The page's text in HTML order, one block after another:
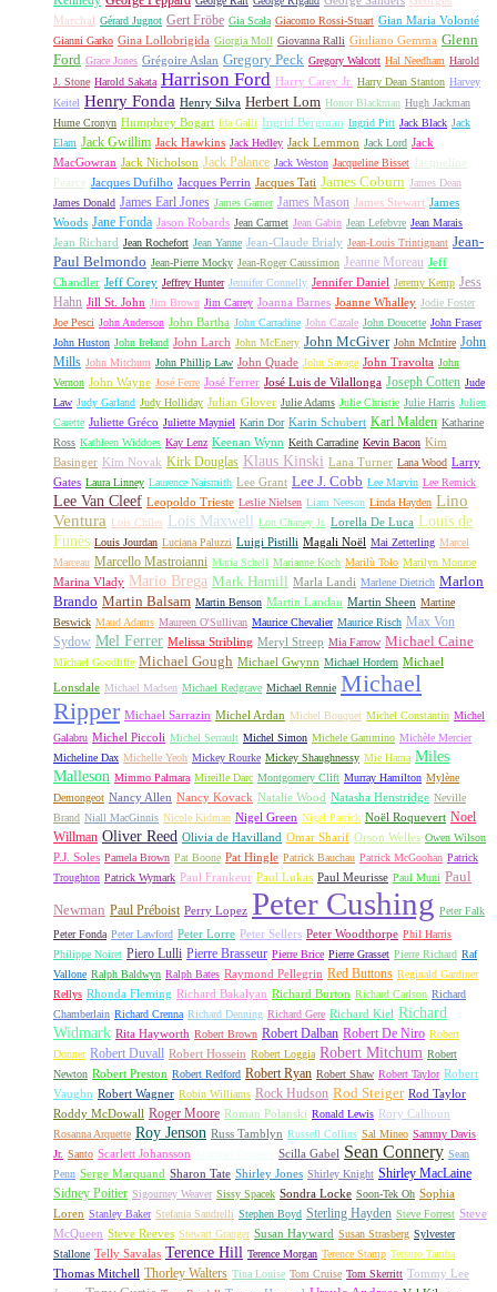
Marchal Gérard Jugnot Gert Fröbe Gia Scala Giacomo Rossi-Stuart Gian Maria Volonté
Gianni Garko Gina Lollobrigida Giorgia Moll Giovanna Ralli Giuliano Gemma Glenn
Ford Grace Jones Grégoire Aslan Gregory Peck Gregory Walcott Hal Needham Harold
J. Stone Harold Sakata Harrison Ford Harry Carey Jr. Harry Dean Stanton Harvey
Keitel Henry Fonda Henry Silva Herbert Lom Honor Blackman Hugh Jackman
Hume Cronyn Humphrey Bogart Ida Galli Ingrid Bergman Ingrid Pitt Jack Black Jack
Elam Jack Gwillim Jack Hawkins Jack Hedley Jack Lemmon Jack Lord Jack
MacGowran Jack Nicholson Jack Palance Jack Weston Jacqueline Bisset Jacqueline
Pearce
Jacques Dufilho Jacques Perrin Jacques Tati James Coburn James Dean
James Donald James Earl Jones James Garner James Mason James Stewart James
Woods Jane Fonda Jason Robards Jean Carmet Jean Gabin Jean Lefebvre Jean Marais
Jean Richard Jean Rochefort Jean Yanne Jean-Claude Brialy Jean-Louis Trintignant Jean-
Paul Belmondo Jean-Pierre Mocky Jean-Roger Caussimon Jeanne Moreau Jeff
Chandler Jeff Corey Jeffrey Hunter Jennifer Connelly Jennifer Daniel Jeremy Kemp Jess
Hahn Jill St. John Jim Brown Jim Carrey Joanna Barnes Joanne Whalley Jodie Foster
Joe Pesci John Anderson John Bartha John Carradine John Cazale John Doucette John Fraser
John Huston John Ireland John Larch John McEnery John McGiver John McIntire John
Mills John Mitchum John Phillip Law John Quade John Savage John Travolta John
Vernon John Wayne José Ferre José Ferrer José Luis de Vilallonga Joseph Cotten Jude
Law Judy Garland Judy Holliday Julian Glover Julie Adams Julie Christie Julie Harris Julien
Carette Juliette Gréco Juliette Mayniel Karin Dor Karin Schubert Karl Malden Katharine
Ross Kathleen Widdoes Kay Lenz Keenan Wynn Keith Carradine Kevin Bacon Kim
Basinger Kim Novak Kirk Douglas Klaus Kinski Lana Turner Lana Wood Larry
Gates Laura Linney Laurence Naismith Lee Grant Lee J. Cobb Lee Marvin Lee Remick
Lee Van Cleef Leopoldo Trieste Leslie Nielsen Liam Neeson Linda Hayden Lino
Ventura Lois Chiles Lois Maxwell Lon Chaney Jr. Lorella De Luca Louis de
Funès Louis Jourdan Luciana Paluzzi Luigi Pistilli Magali Noël Mai Zetterling Marcel
Marceau Marcello Mastroianni Maria Schell Marianne Koch Marilù Tolo Marilyn Monroe
Marina Vlady Mario Brega Mark Hamill Marla Landi Marlene Dietrich Marlon
Brando Martin Balsam Martin Benson Martin Landau Martin Sheen Martine
Beswick Maud Adams Maureen O'Sullivan Maurice Chevalier Maurice Risch Max Von
Sydow Mel Ferrer Melissa Stribling Meryl Streep Mia Farrow Michael Caine
Michael Goodliffe Michael Gough Michael Gwynn Michael Hordern Michael
Lonsdale Michael Madsen Michael Redgrave Michael Rennie Michael
Ripper Michael Sarrazin Michel Ardan Michel Bouquet Michel Constantin Michel
Galabru Michel Piccoli Michel Serrault Michel Simon Michele Gammino Michèle Mercier
Micheline Dax Michelle Yeoh Mickey Rourke Mickey Shaughnessy Mie Hama Miles
Malleson Mimmo Palmara Mireille Darc Montgomery Clift Murray Hamilton Mylène
Demongeot Nancy Allen Nancy Kovack Natalie Wood Natasha Henstridge Neville
Brand Niall MacGinnis Nicole Kidman Nigel Green Nigel Patrick Noël Roquevert Noel
Willman Oliver Reed Olivia de Havilland Omar Sharif Orson Welles Owen Wilson
P.J. Soles Pamela Brown Pat Boone Pat Hingle Patrick Bauchau Patrick McGoohan Patrick
Troughton Patrick Wymark Paul Frankeur Paul Lukas Paul Meurisse Paul Muni Paul
Newman Paul Préboist Perry Lopez Peter Cushing Peter Falk
Peter Fonda Peter Lawford Peter Lorre Peter Sellers Peter Woodthorpe Phil Harris
Philippe Noiret Piero Lulli Pierre Brasseur Pierre Brice Pierre Grasset Pierre Richard Raf
Vallone Ralph Baldwyn Ralph Bates Raymond Pellegrin Red Buttons Reginald Gardiner
Rellys Rhonda Fleming Richard Bakalyan Richard Burton Richard Carlson Richard
Chamberlain Richard Crenna Richard Denning Richard Gere Richard Kiel Richard
Widmark Rita Hayworth Robert Brown Robert Dalban Robert De Niro Robert
Donner Robert Duvall Robert Hossein Robert Loggia Robert Mitchum Robert
Newton Robert Preston Robert Redford Robert Ryan Robert Shaw Robert Taylor Robert
Vaughn Robert Wagner Robin Williams Rock Hudson Rod Steiger Rod Taylor
Roddy McDowall Roger Moore Roman Polanski Ronald Lewis Rory Calhoun
Rosanna Arquette Roy Jenson Russ Tamblyn Russell Collins Sal Mineo Sammy Davis
Jr. Santo Scarlett Johansson Scilla Gabel Sean Connery Sean
Penn Serge Marquand Sharon Tate Shirley Jones Shirley Knight Shirley MacLaine
Sidney Poitier Sigourney Weaver Sissy Spacek Sondra Locke Soon-Tek Oh Sophia
Loren Stanley Baker Stefania Sandrelli Stephen Boyd Sterling Hayden Steve Forrest Steve
McQueen Steve Reeves Stewart Granger Susan Hayward Susan Strasberg Sylvester
Stallone Telly Savalas Terence Hill Terence Morgan Terence Stamp Tetsuro Tamba
Thomas Mitchell Thorley Walters Tina Louise Tom Cruise Tom Skerritt Tommy Lee